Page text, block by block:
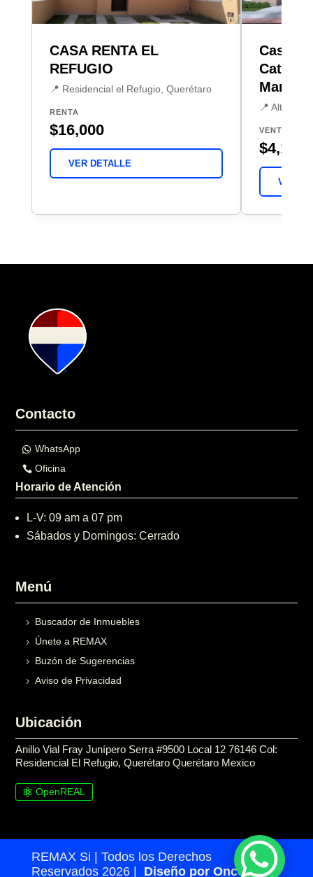
CASA RENTA EL
REFUGIO
📍 Residencial el Refugio, Querétaro
RENTA
$16,000
VER DETALLE
Casa
📍 Altos
VENTA
VER
Contacto
WhatsApp
Oficina
Horario de Atención
L-V: 09 am a 07 pm
Sábados y Domingos: Cerrado
Menú
Buscador de Inmuebles
Únete a REMAX
Buzón de Sugerencias
Aviso de Privacidad
Ubicación
Anillo Vial Fray Junípero Serra #9500 Local 12 76146 Col:
Residencial El Refugio, Querétaro Querétaro Mexico
OpenREAL
REMAX Si | Todos los Derechos
Reservados 2026 | Diseño por Once24